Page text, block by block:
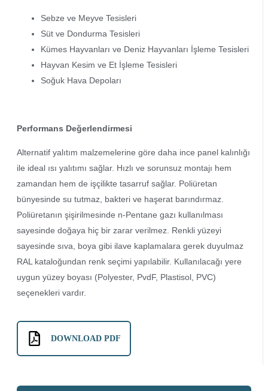
Sebze ve Meyve Tesisleri
Süt ve Dondurma Tesisleri
Kümes Hayvanları ve Deniz Hayvanları İşleme Tesisleri
Hayvan Kesim ve Et İşleme Tesisleri
Soğuk Hava Depoları
Performans Değerlendirmesi
Alternatif yalıtım malzemelerine göre daha ince panel kalınlığı
ile ideal ısı yalıtımı sağlar. Hızlı ve sorunsuz montajı hem
zamandan hem de işçilikte tasarruf sağlar. Poliüretan
bünyesinde su tutmaz, bakteri ve haşerat barındırmaz.
Poliüretanın şişirilmesinde n-Pentane gazı kullanılması
sayesinde doğaya hiç bir zarar verilmez. Renkli yüzeyi
sayesinde sıva, boya gibi ilave kaplamalara gerek duyulmaz
RAL kataloğundan renk seçimi yapılabilir. Kullanılacağı yere
uygun yüzey boyası (Polyester, PvdF, Plastisol, PVC)
seçenekleri vardır.
DOWNLOAD PDF